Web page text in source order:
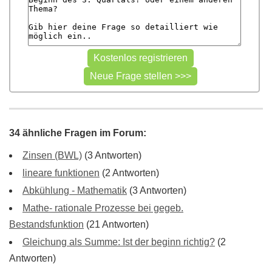
34 ähnliche Fragen im Forum:
Zinsen (BWL) (3 Antworten)
lineare funktionen (2 Antworten)
Abkühlung - Mathematik (3 Antworten)
Mathe- rationale Prozesse bei gegeb.
Bestandsfunktion (21 Antworten)
Gleichung als Summe: Ist der beginn richtig? (2
Antworten)